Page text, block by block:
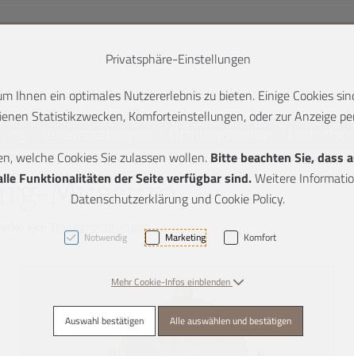
+ 2]
Museum
ein: Themenführungen
Privatsphäre-Einstellungen
Ihnen ein optimales Nutzererlebnis zu bieten. Einige Cookies
Statistikzwecken, Komforteinstellungen, oder zur Anzeige
welche Cookies Sie zulassen wollen. Bitte beachten Sie, dass
Funktionalitäten der Seite verfügbar sind.Weitere
Datenschutzerklärung und Cookie Policy.
Notwendig Marketing Komfort
Mehr Cookie-Infos einblenden
Auswahl bestätigen Alle auswählen und bestätigen